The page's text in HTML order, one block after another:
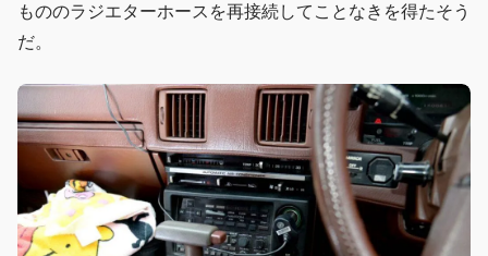
もののラジエターホースを再接続してことなきを得たそう
だ。